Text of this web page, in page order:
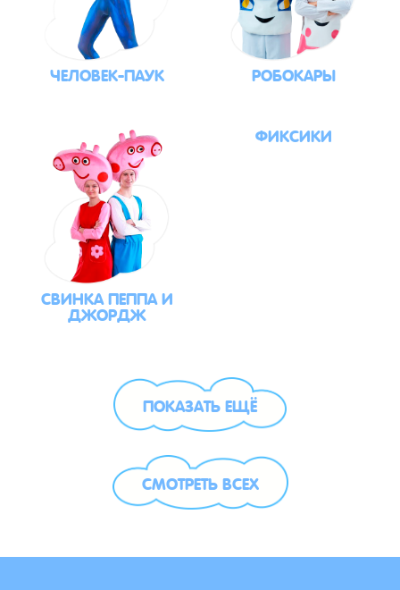
ЧЕЛОВЕК-ПАУК РОБОКАРЫ
СВИНКА ПЕППА И
ДЖОРДЖ
ФИКСИКИ
ПОКАЗАТЬ ЕЩЁ
СМОТРЕТЬ ВСЕХ